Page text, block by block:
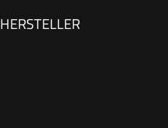
HERSTELLER